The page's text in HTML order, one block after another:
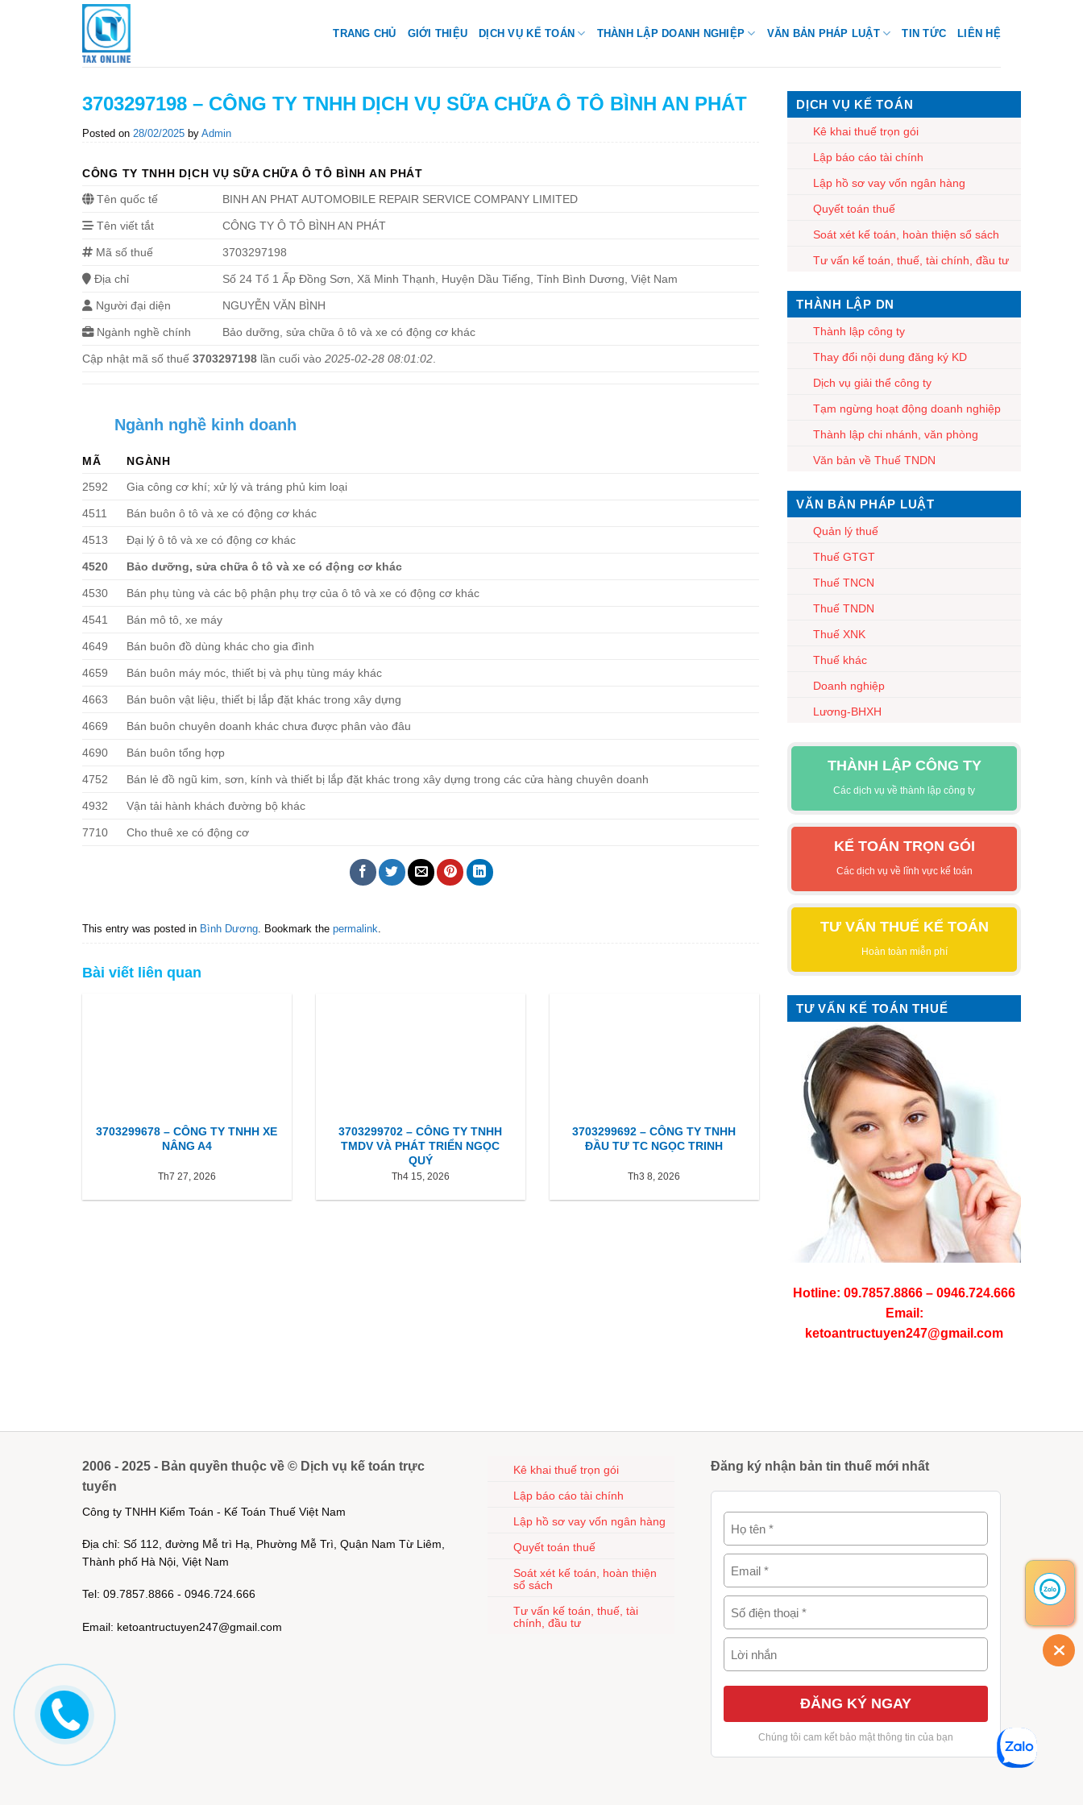
TRANG CHỦ GIỚI THIỆU DỊCH VỤ KẾ TOÁN THÀNH LẬP DOANH NGHIỆP VĂN BẢN PHÁP LUẬT TIN TỨC LIÊN HỆ
3703297198 – CÔNG TY TNHH DỊCH VỤ SỮA CHỮA Ô TÔ BÌNH AN PHÁT
Posted on 28/02/2025 by Admin
CÔNG TY TNHH DỊCH VỤ SỮA CHỮA Ô TÔ BÌNH AN PHÁT
Tên quốc tế
BINH AN PHAT AUTOMOBILE REPAIR SERVICE COMPANY LIMITED
Tên viết tắt CÔNG TY Ô TÔ BÌNH AN PHÁT
Mã số thuế 3703297198
Địa chỉ Số 24 Tổ 1 Ấp Đồng Sơn, Xã Minh Thạnh, Huyện Dầu Tiếng, Tỉnh Bình Dương, Việt Nam
Người đại diện NGUYỄN VĂN BÌNH
Ngành nghề chính Bảo dưỡng, sửa chữa ô tô và xe có động cơ khác
Cập nhật mã số thuế 3703297198 lần cuối vào 2025-02-28 08:01:02
Ngành nghề kinh doanh
MÃ
NGÀNH
2592
Gia công cơ khí; xử lý và tráng phủ kim loại
4511 Bán buôn ô tô và xe có động cơ khác
4513 Đại lý ô tô và xe có động cơ khác
4520 Bảo dưỡng, sửa chữa ô tô và xe có động cơ khác
4530 Bán phụ tùng và các bộ phận phụ trợ của ô tô và xe có động cơ khác
4541 Bán mô tô, xe máy
4649 Bán buôn đồ dùng khác cho gia đình
4659 Bán buôn máy móc, thiết bị và phụ tùng máy khác
4663 Bán buôn vật liệu, thiết bị lắp đặt khác trong xây dựng
4669 Bán buôn chuyên doanh khác chưa được phân vào đâu
4690 Bán buôn tổng hợp
4752 Bán lẻ đồ ngũ kim, sơn, kính và thiết bị lắp đặt khác trong xây dựng trong các cửa hàng chuyên doanh
4932 Vận tải hành khách đường bộ khác
7710 Cho thuê xe có động cơ
This entry was posted in Bình Dương . Bookmark the permalink
Bài viết liên quan
3703299678 – CÔNG TY TNHH XE
NÂNG A4
Th7 27, 2026
3703299702 – CÔNG TY TNHH
TMDV VÀ PHÁT TRIỂN NGỌC
QUÝ
Th4 15, 2026
3703299692 – CÔNG TY TNHH
ĐẦU TƯ TC NGỌC TRINH
Th3 8, 2026
DỊCH VỤ KẾ TOÁN
Kê khai thuế trọn gói
Lập báo cáo tài chính
Lập hồ sơ vay vốn ngân hàng
Quyết toán thuế
Soát xét kế toán, hoàn thiện sổ sách
Tư vấn kế toán, thuế, tài chính, đầu tư
THÀNH LẬP DN
Thành lập công ty
Thay đổi nội dung đăng ký KD
Dịch vụ giải thể công ty
Tạm ngừng hoạt động doanh nghiệp
Thành lập chi nhánh, văn phòng
Văn bản về Thuế TNDN
VĂN BẢN PHÁP LUẬT
Quản lý thuế
Thuế GTGT
Thuế TNCN
Thuế TNDN
Thuế XNK
Thuế khác
Doanh nghiệp
Lương-BHXH
THÀNH LẬP CÔNG TY
Các dịch vụ về thành lập công ty
KẾ TOÁN TRỌN GÓI
Các dịch vụ về lĩnh vực kế toán
TƯ VẤN THUẾ KẾ TOÁN
Hoàn toàn miễn phí
TƯ VẤN KẾ TOÁN THUẾ
Hotline: 09.7857.8866 – 0946.724.666
Email:
ketoantructuyen247@gmail.com
2006 - 2025 - Bản quyền thuộc về © Dịch vụ kế toán trực
tuyến
Công ty TNHH Kiểm Toán - Kế Toán Thuế Việt Nam
Địa chỉ: Số 112, đường Mễ trì Hạ, Phường Mễ Trì, Quận Nam Từ Liêm,
Thành phố Hà Nội, Việt Nam
Tel: 09.7857.8866 - 0946.724.666
Email: ketoantructuyen247@gmail.com
Kê khai thuế trọn gói
Lập báo cáo tài chính
Lập hồ sơ vay vốn ngân hàng
Quyết toán thuế
Soát xét kế toán, hoàn thiện
sổ sách
Tư vấn kế toán, thuế, tài
chính, đầu tư
Đăng ký nhận bản tin thuế mới nhất